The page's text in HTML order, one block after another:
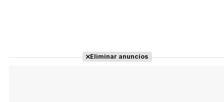
Eliminar anuncios